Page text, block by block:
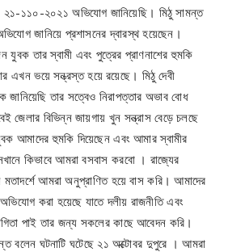
১১০-২০২১ অভিযোগ জানিয়েছি। মিঠু সামন্ত
জানিয়ে প্রশাসনের দ্বারস্থ হয়েছেন।
তার স্বামী এবং পুত্রের প্রাণনাশের হুমকি
এখন ভয়ে সন্ত্রস্ত হয়ে রয়েছে। মিঠু দেবী
জানিয়েছি তার সত্বেও নিরাপত্তার অভাব বোধ
জেলার বিভিন্ন জায়গায় খুন সন্ত্রাস বেড়ে চলছে
আমাদের হুমকি দিয়েছেন এবং আমার স্বামীর
কিভাবে আমরা বসবাস করবো । রাজ্যের
মতাদর্শে আমরা অনুপ্রাণিত হয়ে বাস করি। আমাদের
করা হয়েছে যাতে দলীয় রাজনীতি এবং
পাই তার জন্য সকলের কাছে আবেদন করি।
বলেন ঘটনাটি ঘটেছে ২১ অক্টোবর দুপুরে । আমরা